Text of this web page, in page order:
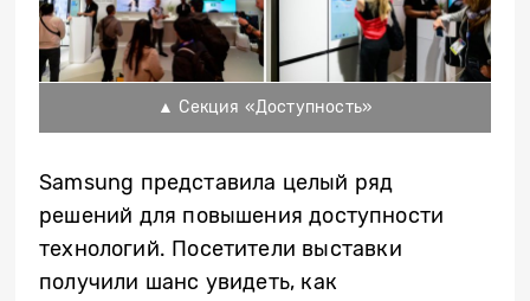
▲ Секция «Доступность»
Samsung представила целый ряд
решений для повышения доступности
технологий. Посетители выставки
получили шанс увидеть, как